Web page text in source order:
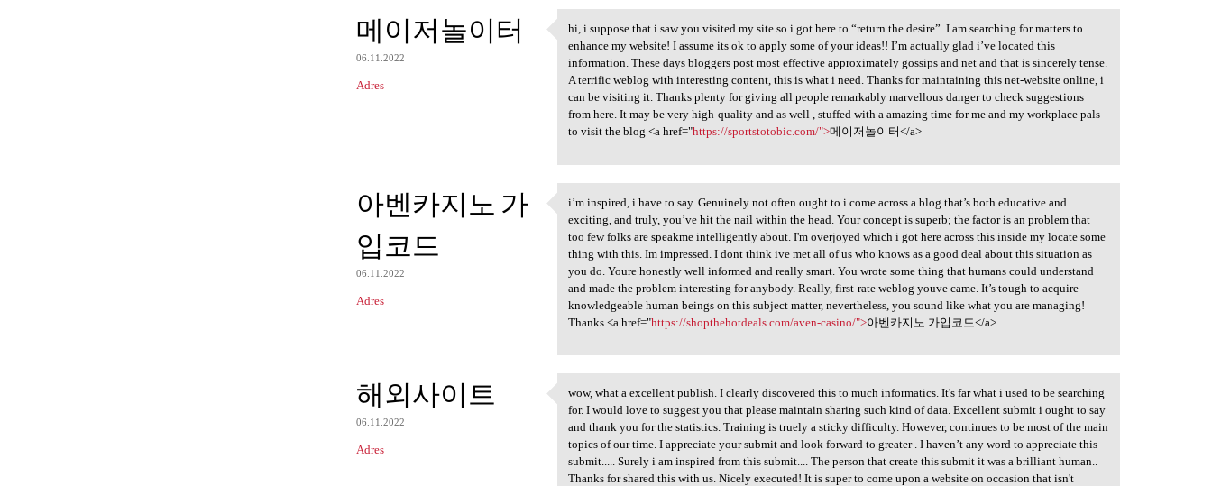
메이저놀이터
06.11.2022
Adres
hi, i suppose that i saw you
hi, i suppose that i saw you visited my site so i got here to “return the desire”. I am searching for matters to
enhance my website! I assume its ok to apply some of your ideas!! I’m actually glad i’ve located this
information. These days bloggers post most effective approximately gossips and net and that is sincerely tense.
A terrific weblog with interesting content, this is what i need. Thanks for maintaining this net-website online, i
can be visiting it. Thanks plenty for giving all people remarkably marvellous danger to check suggestions
from here. It may be very high-quality and as well , stuffed with a amazing time for me and my workplace pals
to visit the blog <a href="https://sportstotobic.com/">메이저놀이터</a>
아벤카지노 가
입코드
06.11.2022
Adres
i’m inspired, i have to say.
i’m inspired, i have to say. Genuinely not often ought to i come across a blog that’s both educative and
exciting, and truly, you’ve hit the nail within the head. Your concept is superb; the factor is an problem that
too few folks are speakme intelligently about. I'm overjoyed which i got here across this inside my locate some
thing with this. Im impressed. I dont think ive met all of us who knows as a good deal about this situation as
you do. Youre honestly well informed and really smart. You wrote some thing that humans could understand
and made the problem interesting for anybody. Really, first-rate weblog youve came. It’s tough to acquire
knowledgeable human beings on this subject matter, nevertheless, you sound like what you are managing!
Thanks <a href="https://shopthehotdeals.com/aven-casino/">아벤카지노 가입코드</a>
해외사이트
06.11.2022
Adres
wow, what a excellent publish
wow, what a excellent publish. I clearly discovered this to much informatics. It's far what i used to be searching
for. I would love to suggest you that please maintain sharing such kind of data. Excellent submit i ought to say
and thank you for the statistics. Training is truely a sticky difficulty. However, continues to be most of the main
topics of our time. I appreciate your submit and look forward to greater . I haven’t any word to appreciate this
submit..... Surely i am inspired from this submit.... The person that create this submit it was a brilliant human..
Thanks for shared this with us. Nicely executed! It is super to come upon a website on occasion that isn't